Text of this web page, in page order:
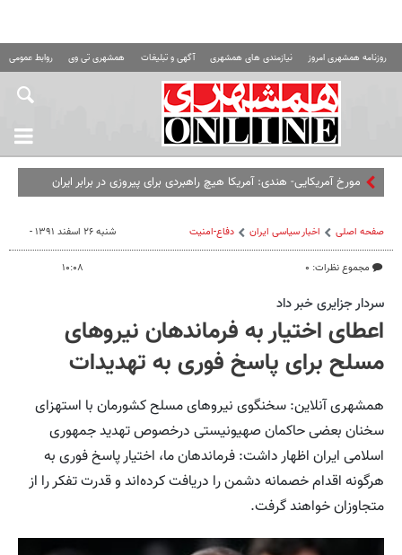
روزنامه همشهری امروز نیازمندی های همشهری آگهی و تبلیغات همشهری تی وی روابط عمومی
مورخ آمریکایی- هندی: آمریکا هیچ راهبردی برای پیروزی در برابر ایران
صفحه اصلی اخبار سیاسی ایران دفاع-امنیت
مجموع نظرات: ۰
شنبه ۲۶ اسفند ۱۳۹۱ -
۱۰:۰۸
سردار جزایری خبر داد
اعطای اختیار به فرماندهان نیروهای
مسلح برای پاسخ فوری به تهدیدات
همشهری آنلاین: سخنگوی نیروهای مسلح کشورمان با استهزای
سخنان بعضی حاکمان صهیونیستی درخصوص تهدید جمهوری
اسلامی ایران اظهار داشت: فرماندهان ما، اختیار پاسخ فوری به
هرگونه اقدام خصمانه دشمن را دریافت کرده‌اند و قدرت تفکر را از
متجاوزان خواهند گرفت.